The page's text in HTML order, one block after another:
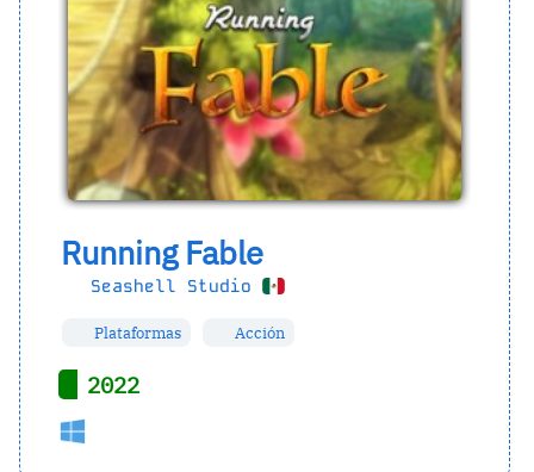
Running Fable
Seashell Studio
Plataformas Acción
2022